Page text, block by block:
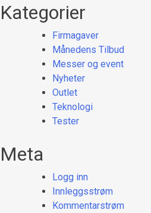
Kategorier
Firmagaver
Månedens Tilbud
Messer og event
Nyheter
Outlet
Teknologi
Tester
Meta
Logg inn
Innleggsstrøm
Kommentarstrøm